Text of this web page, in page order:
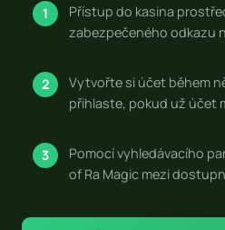
-
s
t
ž
e
í
Přístup do kasina
zabezpečeného odkazu
Vytvořte si účet během
přihlaste, pokud už účet
Pomocí vyhledávacího
of Ra Magic mezi